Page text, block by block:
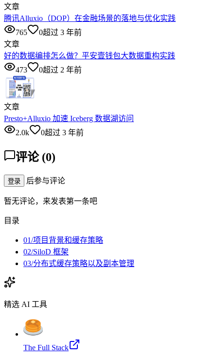
文章
腾讯Alluxio（DOP）在金融场景的落地与优化实践
765
0超过 3 年前
文章
好的数据编排怎么做？平安壹钱包大数据重构实践
473
0超过 2 年前
文章
Presto+Alluxio 加速 Iceberg 数据湖访问
2.0k
0超过 3 年前
评论 (0)
登录 后参与评论
暂无评论，来发表第一条吧
目录
01/项目背景和缓存策略
02/SiloD 框架
03/分布式缓存策略以及副本管理
精选 AI 工具
The Full Stack